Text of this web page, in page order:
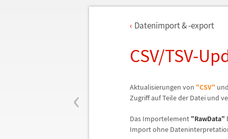
‹
Datenimport & -export
CSV/TSV-
Aktualisierungen von "CSV"
Zugriff auf Teile der Datei und
Das Importelement "RawData"
Import ohne